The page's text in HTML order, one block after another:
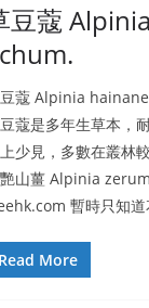
豆蔻
蔻 Alpinia
蔻是多年生草本，
少見，多數在叢林
山薑 Alpinia
暫時只知道
Read More